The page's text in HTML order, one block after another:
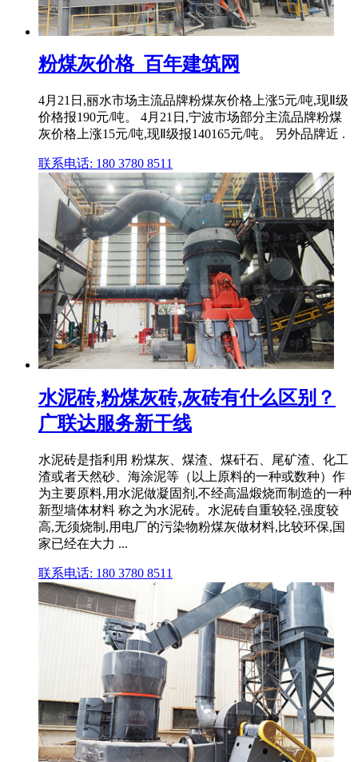
粉煤灰价格_百年建筑网
4月21日,丽水市场主流品牌粉煤灰价格上涨5元/吨,现Ⅱ级
价格报190元/吨。 4月21日,宁波市场部分主流品牌粉煤
灰价格上涨15元/吨,现Ⅱ级报140165元/吨。 另外品牌近 .
联系电话: 180 3780 8511
水泥砖,粉煤灰砖,灰砖有什么区别？
广联达服务新干线
水泥砖是指利用 粉煤灰、煤渣、煤矸石、尾矿渣、化工
渣或者天然砂、海涂泥等（以上原料的一种或数种）作
为主要原料,用水泥做凝固剂,不经高温煅烧而制造的一种
新型墙体材料 称之为水泥砖。水泥砖自重较轻,强度较
高,无须烧制,用电厂的污染物粉煤灰做材料,比较环保,国
家已经在大力 ...
联系电话: 180 3780 8511